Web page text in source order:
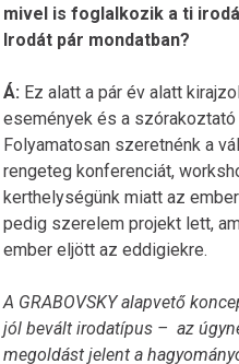
mivel is foglalkozik a ti
Irodát pár mondatban?
Á: Ez alatt a pár év alatt
események és a
Folyamatosan szeretnénk a
rengeteg konferenciát,
kerthelységünk miatt az
pedig szerelem projekt lett,
ember eljött az eddigiekre.
A GRABOVSKY alapvető
jól bevált irodatípus – az
megoldást jelent a